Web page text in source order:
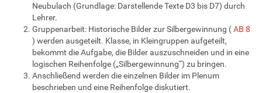
Neubulach (Grundlage: Darstellende Texte D3 bis D7) durch
Lehrer.
Gruppenarbeit: Historische Bilder zur Silbergewinnung (AB 8
) werden ausgeteilt. Klasse, in Kleingruppen aufgeteilt,
bekommt die Aufgabe, die Bilder auszuschneiden und in eine
logischen Reihenfolge („Silbergewinnung“) zu bringen.
Anschließend werden die einzelnen Bilder im Plenum
beschrieben und eine Reihenfolge diskutiert.